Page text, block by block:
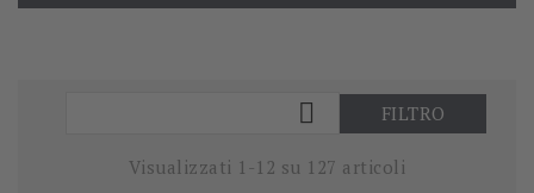
 FILTRO
Visualizzati 1-12 su 127 articoli